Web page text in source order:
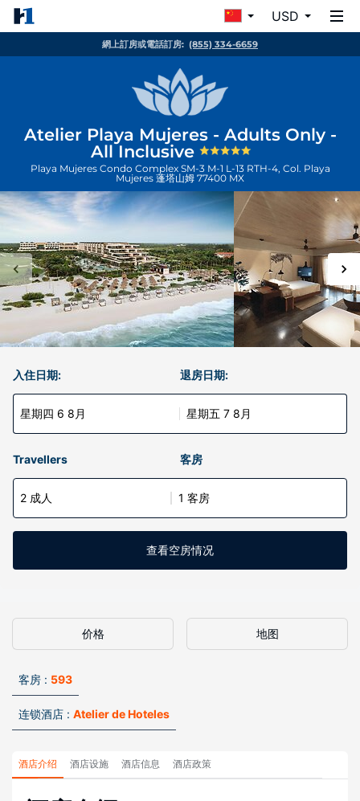
USD
網上訂房或電話訂房: (855) 334-6659
Atelier Playa Mujeres - Adults Only -
All Inclusive
Playa Mujeres Condo Complex SM-3 M-1 L-13 RTH-4, Col. Playa
Mujeres 蓬塔山姆 77400 MX
入住日期:
星期四 6 8月
退房日期:
星期五 7 8月
Travellers 客房
2 成人 1 客房
查看空房情况
价格 地图
客房 : 593
连锁酒店 : Atelier de Hoteles
酒店介绍 酒店设施 酒店信息 酒店政策